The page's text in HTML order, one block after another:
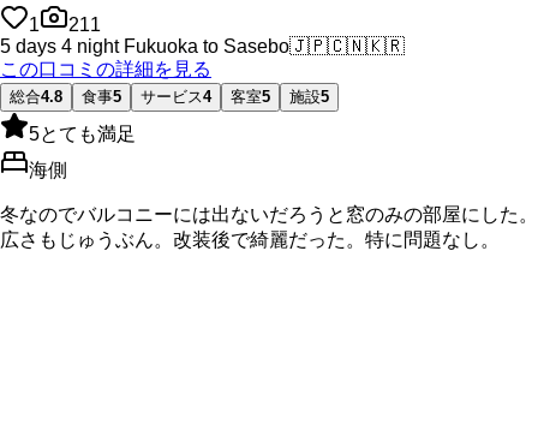
1
211
5 days 4 night Fukuoka to Sasebo🇯🇵🇨🇳🇰🇷
この口コミの詳細を見る
総合4.8 食事5 サービス4 客室5 施設5
5とても満足
海側
冬なのでバルコニーには出ないだろうと窓のみの部屋にした。
広さもじゅうぶん。改装後で綺麗だった。特に問題なし。